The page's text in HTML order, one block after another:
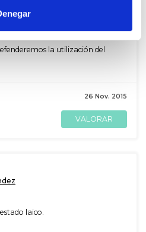
la utilización del
26 Nov. 2015
VALORAR
laico.